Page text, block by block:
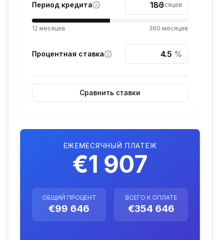
Период кредита месяцев
12 месяцев 360 месяцев
Процентная ставка %
Сравнить ставки
ЕЖЕМЕСЯЧНЫЙ ПЛАТЕЖ
€1 907
ОБЩИЙ ПРОЦЕНТ
€99 646
ВСЕГО К ОПЛАТЕ
€354 646